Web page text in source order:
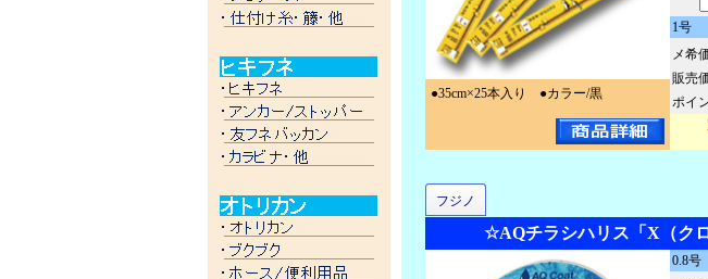
●35cm×25本入り ●カラー/黒
1号
メ希
販売
ポイ
フジノ
☆AQチラシハリス「X（クロ
0.8号